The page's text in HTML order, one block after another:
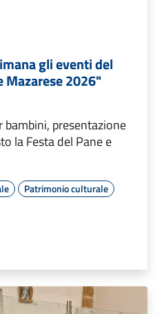
gli eventi del
2026"
bambini, presentazione
la Festa del Pane e
Patrimonio culturale